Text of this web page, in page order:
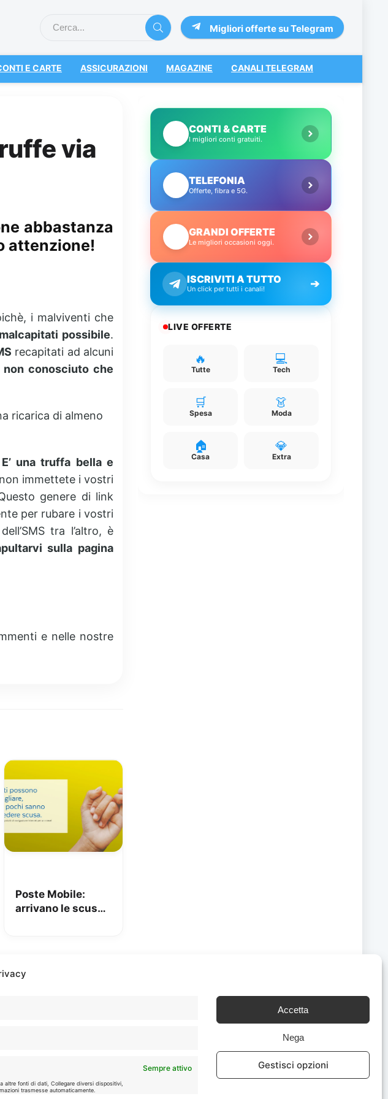
Sempre attivo
altre fonti di dati, Collegare diversi dispositivi,
trasmesse automaticamente.
Accetta
Nega
Gestisci opzioni
Migliori offerte su Telegram
E CARTE ASSICURAZIONI MAGAZINE CANALI TELEGRAM
via
abbastanza
attenzione!
i malviventi che
possibile.
recapitati ad alcuni
conosciuto che
ricarica di almeno
una truffa bella e
immettete i vostri
genere di link
per rubare i vostri
tra l’altro, è
sulla pagina
e nelle nostre
Poste Mobile:
arrivano le scuse
CONTI & CARTE
I migliori conti gratuiti.
TELEFONIA
Offerte, fibra e 5G.
GRANDI OFFERTE
Le migliori occasioni oggi.
ISCRIVITI A TUTTO
Un click per tutti i canali! ➔
LIVE OFFERTE
🔥
Tutte
💻
Tech
🛒
Spesa
👗
Moda
🏠
Casa
💎
Extra
Tariffando riceve